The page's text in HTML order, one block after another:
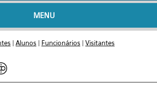
MENU
| Alunos | Funcionários | Visitantes